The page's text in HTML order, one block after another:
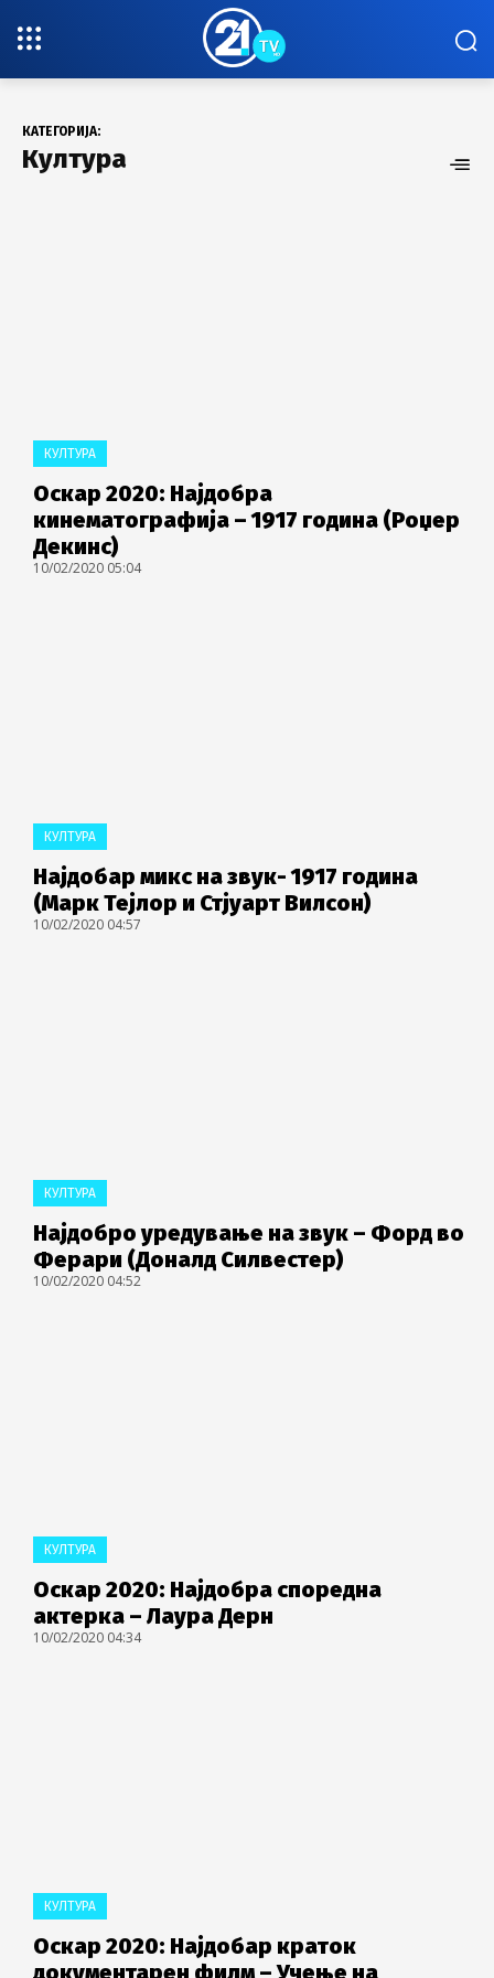
КАТЕГОРИЈА:
Култура
КУЛТУРА
Оскар 2020: Најдобра
кинематографија – 1917 година (Роџер
Декинс)
10/02/2020 05:04
КУЛТУРА
Најдобар микс на звук- 1917 година
(Марк Тејлор и Стјуарт Вилсон)
10/02/2020 04:57
КУЛТУРА
Најдобро уредување на звук – Форд во
Ферари (Доналд Силвестер)
10/02/2020 04:52
КУЛТУРА
Оскар 2020: Најдобра споредна
актерка – Лаура Дерн
10/02/2020 04:34
КУЛТУРА
Оскар 2020: Најдобар краток
документарен филм – Учење на